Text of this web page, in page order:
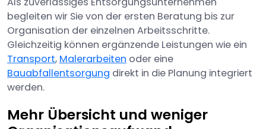
begleiten wir Sie von der ersten Beratung bis zur
Organisation der einzelnen Arbeitsschritte.
Gleichzeitig können ergänzende Leistungen wie ein
Transport, Malerarbeiten oder eine
Bauabfallentsorgung direkt in die Planung integriert
werden.
Mehr Übersicht und weniger